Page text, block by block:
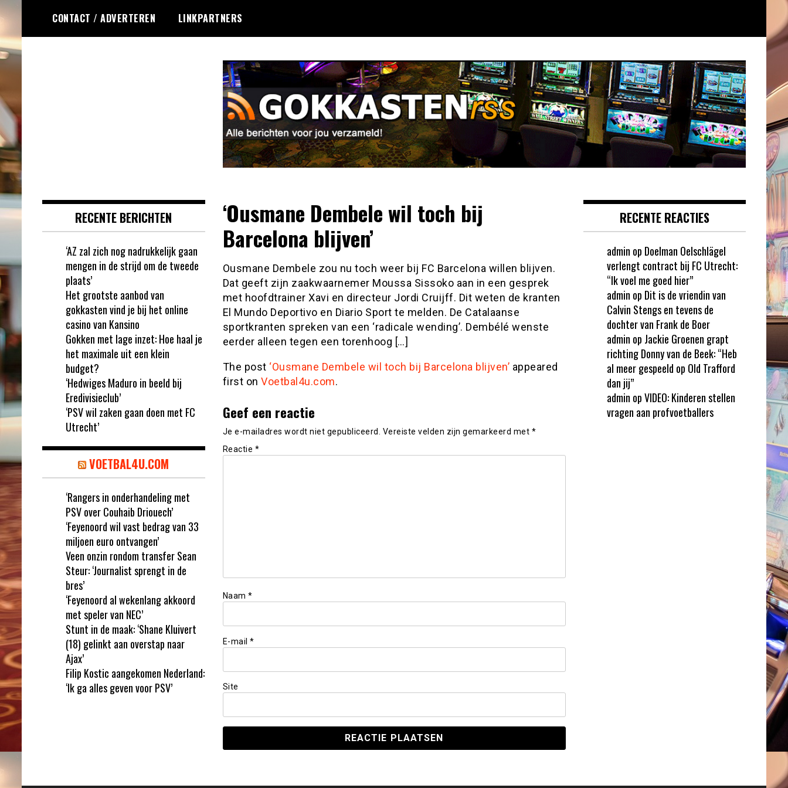
de
inhoud
CONTACT / ADVERTEREN LINKPARTNERS
‘Ousmane Dembele wil toch bij
Barcelona blijven’
Ousmane Dembele zou nu toch weer bij FC Barcelona willen blijven.
Dat geeft zijn zaakwaarnemer Moussa Sissoko aan in een gesprek
met hoofdtrainer Xavi en directeur Jordi Cruijff. Dit weten de kranten
El Mundo Deportivo en Diario Sport te melden. De Catalaanse
sportkranten spreken van een ‘radicale wending’. Dembélé wenste
eerder alleen tegen een torenhoog […]
The post ‘Ousmane Dembele wil toch bij Barcelona blijven’ appeared
first on Voetbal4u.com.
Geef een reactie
Je e-mailadres wordt niet gepubliceerd. Vereiste velden zijn gemarkeerd met *
Reactie *
Naam *
E-mail *
Site
RECENTE BERICHTEN
‘AZ zal zich nog nadrukkelijk gaan
mengen in de strijd om de tweede
plaats’
Het grootste aanbod van
gokkasten vind je bij het online
casino van Kansino
Gokken met lage inzet: Hoe haal je
het maximale uit een klein
budget?
‘Hedwiges Maduro in beeld bij
Eredivisieclub’
‘PSV wil zaken gaan doen met FC
Utrecht’
VOETBAL4U.COM
‘Rangers in onderhandeling met
PSV over Couhaib Driouech’
‘Feyenoord wil vast bedrag van 33
miljoen euro ontvangen’
Veen onzin rondom transfer Sean
Steur: ‘Journalist sprengt in de
bres’
‘Feyenoord al wekenlang akkoord
met speler van NEC’
Stunt in de maak: ‘Shane Kluivert
(18) gelinkt aan overstap naar
Ajax’
Filip Kostic aangekomen Nederland:
‘Ik ga alles geven voor PSV’
RECENTE REACTIES
admin op Doelman Oelschlägel
verlengt contract bij FC Utrecht:
“Ik voel me goed hier”
admin op Dit is de vriendin van
Calvin Stengs en tevens de
dochter van Frank de Boer
admin op Jackie Groenen grapt
richting Donny van de Beek: “Heb
al meer gespeeld op Old Trafford
dan jij”
admin opVIDEO: Kinderen stellen
vragen aan profvoetballers